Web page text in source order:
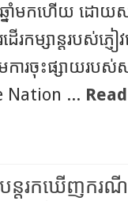
ាំមកហើយ ដោយស
ដើរកម្សាន្តរបស់ភ្
ារចុះផ្សាយរបស់
Nation​ ...
បន្តរកឃើញករ